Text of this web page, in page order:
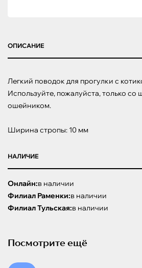
ОПИСАНИЕ
Легкий поводок для прогулки с
Используйте, пожалуйста, только со
ошейником.
Ширина стропы: 10 мм
НАЛИЧИЕ
Онлайн:в наличии
Филиал Раменки:в наличии
Филиал Тульская:в наличии
Посмотрите ещё